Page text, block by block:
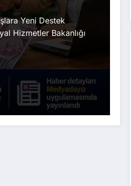
Yeni Destek
Hizmetler Bakanlığı